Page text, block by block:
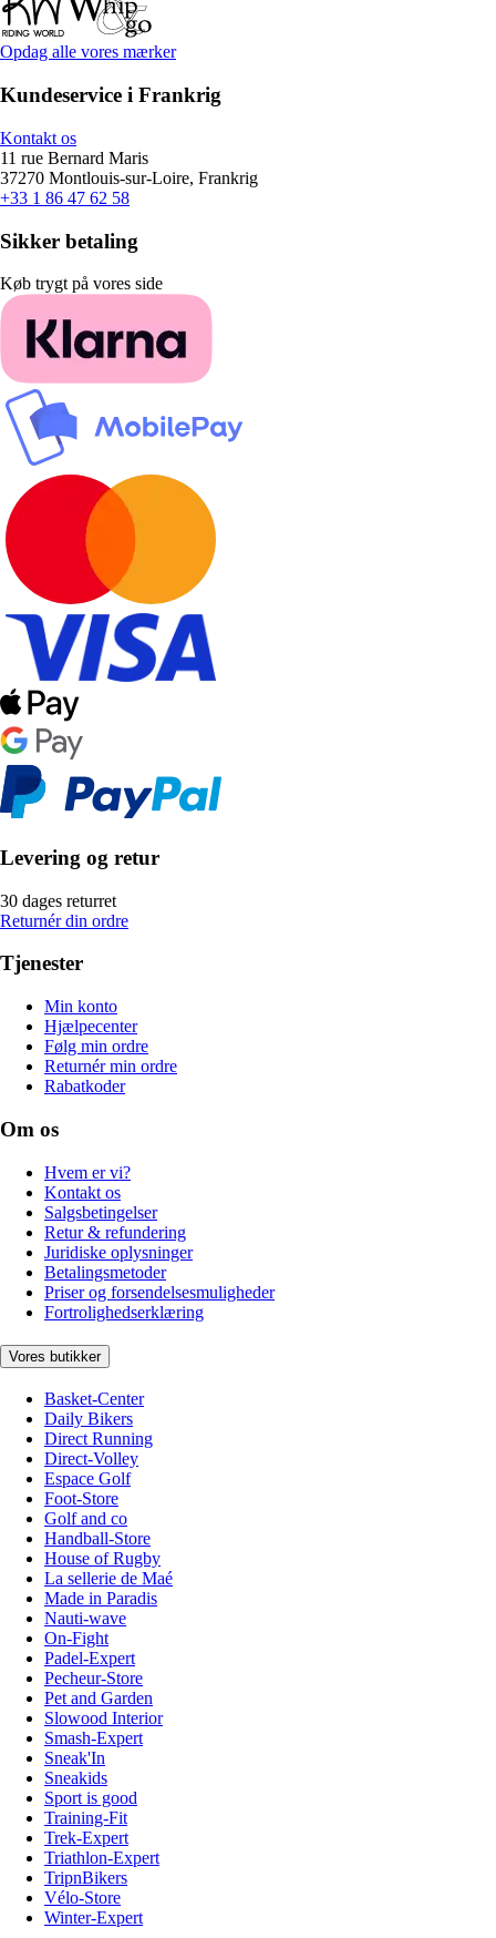
Opdag alle vores mærker
Kundeservice i Frankrig
Kontakt os
11 rue Bernard Maris
37270 Montlouis-sur-Loire, Frankrig
+33 1 86 47 62 58
Sikker betaling
Køb trygt på vores side
Levering og retur
30 dages returret
Returnér din ordre
Tjenester
Min konto
Hjælpecenter
Følg min ordre
Returnér min ordre
Rabatkoder
Om os
Hvem er vi?
Kontakt os
Salgsbetingelser
Retur & refundering
Juridiske oplysninger
Betalingsmetoder
Priser og forsendelsesmuligheder
Fortrolighedserklæring
Vores butikker
Basket-Center
Daily Bikers
Direct Running
Direct-Volley
Espace Golf
Foot-Store
Golf and co
Handball-Store
House of Rugby
La sellerie de Maé
Made in Paradis
Nauti-wave
On-Fight
Padel-Expert
Pecheur-Store
Pet and Garden
Slowood Interior
Smash-Expert
Sneak'In
Sneakids
Sport is good
Training-Fit
Trek-Expert
Triathlon-Expert
TripnBikers
Vélo-Store
Winter-Expert